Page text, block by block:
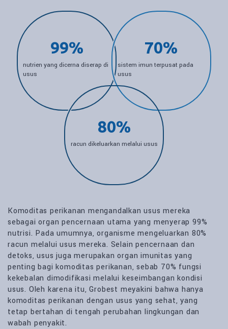
99%
nutrien yang dicerna diserap di
usus
70%
sistem imun terpusat pada
usus
80%
racun dikeluarkan melalui usus
Komoditas perikanan mengandalkan usus mereka
sebagai organ pencernaan utama yang menyerap 99%
nutrisi. Pada umumnya, organisme mengeluarkan 80%
racun melalui usus mereka. Selain pencernaan dan
detoks, usus juga merupakan organ imunitas yang
penting bagi komoditas perikanan, sebab 70% fungsi
kekebalan dimodifikasi melalui keseimbangan kondisi
usus. Oleh karena itu, Grobest meyakini bahwa hanya
komoditas perikanan dengan usus yang sehat, yang
tetap bertahan di tengah perubahan lingkungan dan
wabah penyakit.